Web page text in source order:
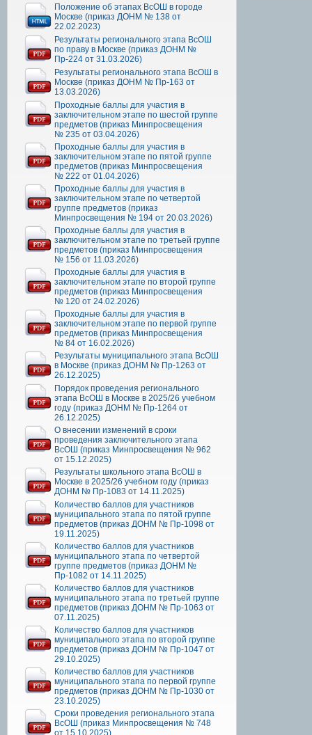
Положение об этапах ВсОШ в городе
Москве (приказ ДОНМ № 138 от
22.02.2023)
Результаты регионального этапа ВсОШ
по праву в Москве (приказ ДОНМ №
Пр-224 от 31.03.2026)
Результаты регионального этапа ВсОШ в
Москве (приказ ДОНМ № Пр-163 от
13.03.2026)
Проходные баллы для участия в
заключительном этапе по шестой группе
предметов (приказ Минпросвещения
№ 235 от 03.04.2026)
Проходные баллы для участия в
заключительном этапе по пятой группе
предметов (приказ Минпросвещения
№ 222 от 01.04.2026)
Проходные баллы для участия в
заключительном этапе по четвертой
группе предметов (приказ
Минпросвещения № 194 от 20.03.2026)
Проходные баллы для участия в
заключительном этапе по третьей группе
предметов (приказ Минпросвещения
№ 156 от 11.03.2026)
Проходные баллы для участия в
заключительном этапе по второй группе
предметов (приказ Минпросвещения
№ 120 от 24.02.2026)
Проходные баллы для участия в
заключительном этапе по первой группе
предметов (приказ Минпросвещения
№ 84 от 16.02.2026)
Результаты муниципального этапа ВсОШ
в Москве (приказ ДОНМ № Пр-1263 от
26.12.2025)
Порядок проведения регионального
этапа ВсОШ в Москве в 2025/26 учебном
году (приказ ДОНМ № Пр-1264 от
26.12.2025)
О внесении изменений в сроки
проведения заключительного этапа
ВсОШ (приказ Минпросвещения № 962
от 15.12.2025)
Результаты школьного этапа ВсОШ в
Москве в 2025/26 учебном году (приказ
ДОНМ № Пр-1083 от 14.11.2025)
Количество баллов для участников
муниципального этапа по пятой группе
предметов (приказ ДОНМ № Пр-1098 от
19.11.2025)
Количество баллов для участников
муниципального этапа по четвертой
группе предметов (приказ ДОНМ №
Пр-1082 от 14.11.2025)
Количество баллов для участников
муниципального этапа по третьей группе
предметов (приказ ДОНМ № Пр-1063 от
07.11.2025)
Количество баллов для участников
муниципального этапа по второй группе
предметов (приказ ДОНМ № Пр-1047 от
29.10.2025)
Количество баллов для участников
муниципального этапа по первой группе
предметов (приказ ДОНМ № Пр-1030 от
23.10.2025)
Сроки проведения регионального этапа
ВсОШ (приказ Минпросвещения № 748
от 15.10.2025)